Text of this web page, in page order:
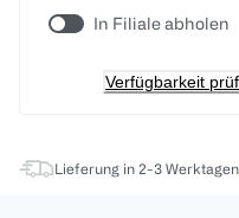
In Filiale abholen
Verfügbarkeit
Lieferung in 2-3 Werktagen